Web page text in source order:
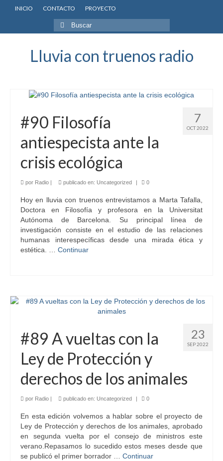
INICIO CONTACTO PROYECTO
Buscar
por:
Lluvia con truenos radio
7
OCT 2022
#90 Filosofía
antiespecista ante la
crisis ecológica
por Radio publicado en: Uncategorized 0
Hoy en lluvia con truenos entrevistamos a Marta Tafalla,
Doctora en Filosofía y profesora en la Universitat
Autónoma de Barcelona. Su principal línea de
investigación consiste en el estudio de las relaciones
humanas interespecíficas desde una mirada ética y
estética. … Continuar
23
SEP 2022
#89 A vueltas con la
Ley de Protección y
derechos de los animales
por Radio publicado en: Uncategorized 0
En esta edición volvemos a hablar sobre el proyecto de
Ley de Protección y derechos de los animales, aprobado
en segunda vuelta por el consejo de ministros este
verano.Repasamos lo sucedido estos meses desde que
se publicó el primer borrador … Continuar